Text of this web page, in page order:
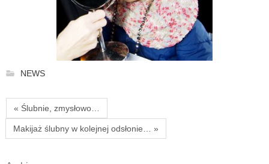
NEWS
« Ślubnie, zmysłowo…
Makijaż ślubny w kolejnej odsłonie… »